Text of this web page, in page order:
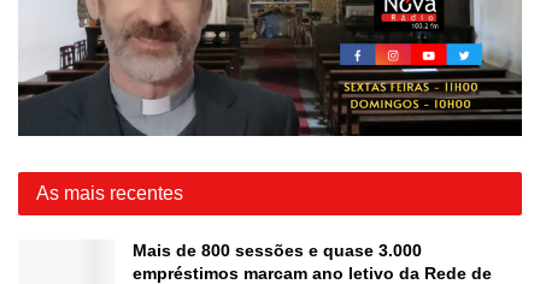
As mais recentes
Mais de 800 sessões e quase 3.000
empréstimos marcam ano letivo da Rede de